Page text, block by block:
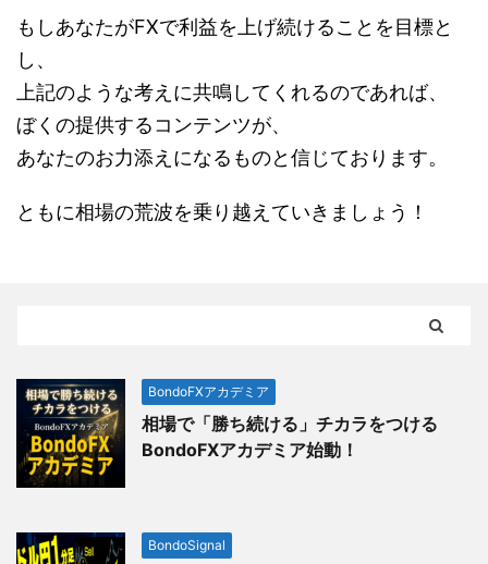
もしあなたがFXで利益を上げ続けることを目標と
し、
上記のような考えに共鳴してくれるのであれば、
ぼくの提供するコンテンツが、
あなたのお力添えになるものと信じております。
ともに相場の荒波を乗り越えていきましょう！
BondoFXアカデミア
相場で「勝ち続ける」チカラをつける
BondoFXアカデミア始動！
BondoSignal